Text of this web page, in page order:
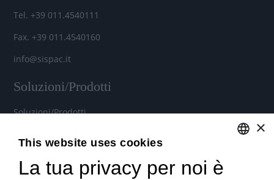
Tel. +39 011.4540111
Fax. +39 011.4540160
info@sispac.it
Soluzioni/Prodotti
Soluzioni/Prodotti
×
This website uses cookies
La tua privacy per noi è